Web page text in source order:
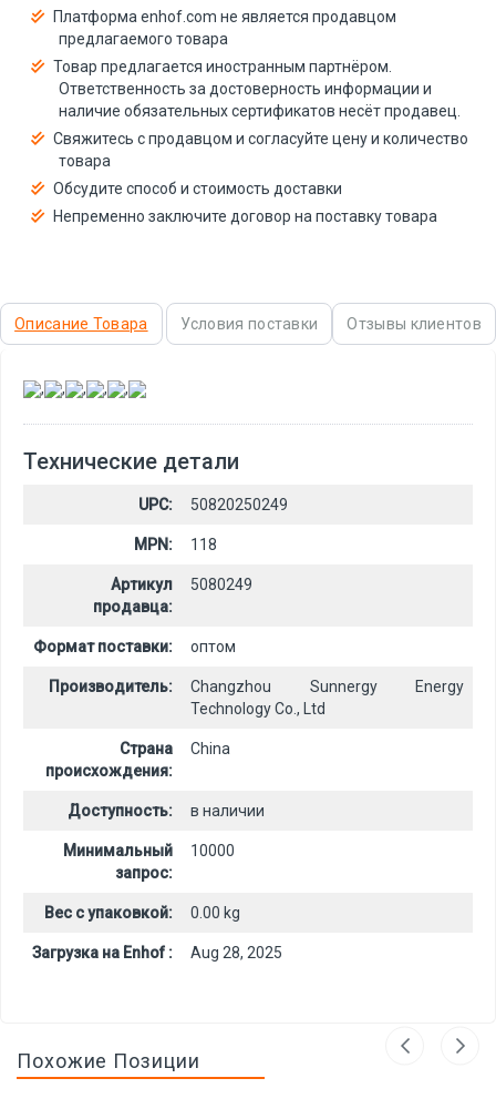
Платформа enhof.com не является продавцом
предлагаемого товара
Товар предлагается иностранным партнёром.
Ответственность за достоверность информации и
наличие обязательных сертификатов несёт продавец.
Свяжитесь с продавцом и согласуйте цену и количество
товара
Обсудите способ и стоимость доставки
Непременно заключите договор на поставку товара
Описание Товара Условия поставки Отзывы клиентов
, , , , ,
Технические детали
UPC: 50820250249
MPN: 118
Артикул
продавца:
5080249
Формат поставки: оптом
Производитель:
Changzhou Sunnergy Energy
Technology Co., Ltd
Страна
происхождения:
China
Доступность: в наличии
Минимальный
запрос:
10000
Вес с упаковкой: 0.00 kg
Загрузка на Enhof : Aug 28, 2025
Похожие Позиции